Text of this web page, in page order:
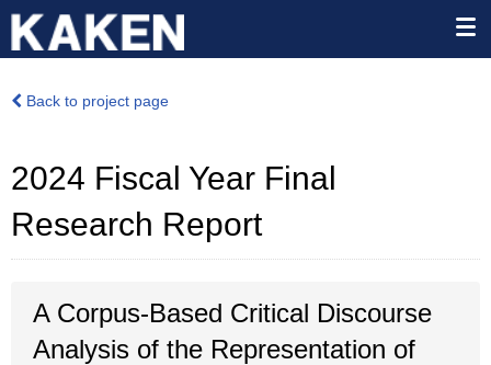
Back to project page
2024 Fiscal Year Final
Research Report
A Corpus-Based Critical Discourse
Analysis of the Representation of